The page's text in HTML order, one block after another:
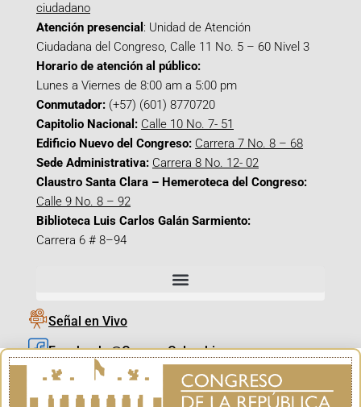
ciudadano
Atención presencial : Unidad de Atención
Ciudadana del Congreso, Calle 11 No. 5 – 60 Nivel 3
Horario de atención al público:
Lunes a Viernes de 8:00 am a 5:00 pm
Conmutador: (+57) (601) 8770720
Capitolio Nacional: Calle 10 No. 7- 51
Edificio Nuevo del Congreso: Carrera 7 No. 8 – 68
Sede Administrativa: Carrera 8 No. 12- 02
Claustro Santa Clara – Hemeroteca del Congreso:
Calle 9 No. 8 – 92
Biblioteca Luis Carlos Galán Sarmiento:
Carrera 6 # 8–94
Señal en Vivo
Facebook_@CamaraColombia
Instagram_@CamaraColombia